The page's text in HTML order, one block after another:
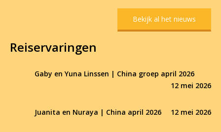
Bekijk al het nieuws
Reiservaringen
Gaby en Yuna Linssen | China groep april 2026
12 mei 2026
Juanita en Nuraya | China april 2026 12 mei 2026